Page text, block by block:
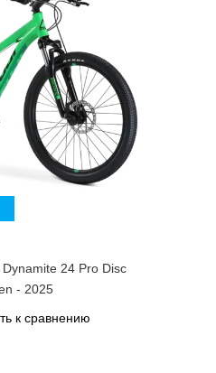
24 Pro Disc
- 2025
к сравнению